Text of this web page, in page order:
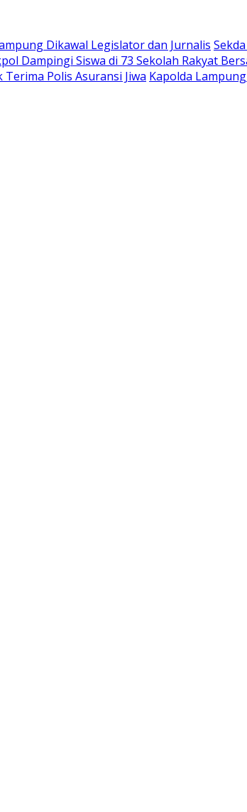
Dikawal Legislator dan Jurnalis
Dampingi Siswa di 73 Sekolah Rakyat
Polis Asuransi Jiwa Kapolda